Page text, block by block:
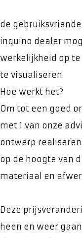
de
inquino dealer
werkelijkheid op
te visualiseren.
Hoe werkt het?
Om tot een goed
met 1 van onze
ontwerp
op de hoogte van
materiaal en
Deze
heen en weer